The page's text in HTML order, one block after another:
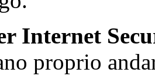
Internet
proprio